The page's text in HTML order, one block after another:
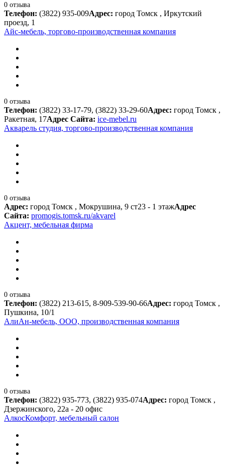
0 отзыва
Телефон: (3822) 935-009Адрес: город Томск , Иркутский
проезд, 1
Айс-мебель, торгово-производственная компания
0 отзыва
Телефон: (3822) 33-17-79, (3822) 33-29-60Адрес: город Томск ,
Ракетная, 17Адрес Сайта: ice-mebel.ru
Акварель студия, торгово-производственная компания
0 отзыва
Адрес: город Томск , Мокрушина, 9 ст23 - 1 этажАдрес
Сайта: promogis.tomsk.ru/akvarel
Акцент, мебельная фирма
0 отзыва
Телефон: (3822) 213-615, 8-909-539-90-66Адрес: город Томск ,
Пушкина, 10/1
АлиАн-мебель, ООО, производственная компания
0 отзыва
Телефон: (3822) 935-773, (3822) 935-074Адрес: город Томск ,
Дзержинского, 22а - 20 офис
АлкосКомфорт, мебельный салон